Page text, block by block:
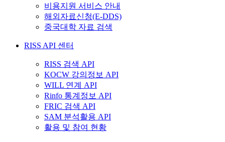
비용지원 서비스 안내
해외자료신청(E-DDS)
중국대학 자료 검색
RISS API 센터
RISS 검색 API
KOCW 강의정보 API
WILL 연계 API
Rinfo 통계정보 API
FRIC 검색 API
SAM 분석활용 API
활용 및 참여 현황